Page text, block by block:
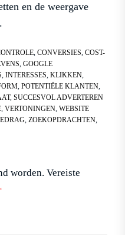
en de weergave
, CONVERSIES, COST-
, GOOGLE
, INTERESSES, KLIKKEN,
, POTENTIËLE KLANTEN,
, SUCCESVOL ADVERTEREN
, VERTONINGEN, WEBSITE
, ZOEKOPDRACHTEN,
worden. Vereiste